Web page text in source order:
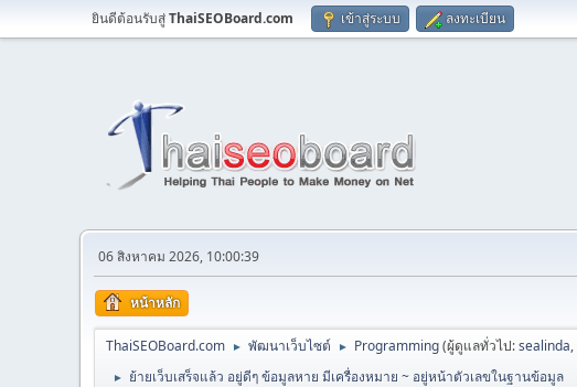
ยินดีต้อนรับสู่ThaiSEOBoard.com เข้าสู่ระบบ ลงทะเบียน
06 สิงหาคม 2026, 10:00:39
หน้าหลัก
ThaiSEOBoard.com ► พัฒนาเว็บไซต์ ► Programming(ผู้ดูแลทั่วไป:sealinda,
► ย้ายเว็บเสร็จแล้ว อยู่ดีๆ ข้อมูลหาย มีเครื่องหมาย ~ อยู่หน้าตัวเลขในฐานข้อมูล